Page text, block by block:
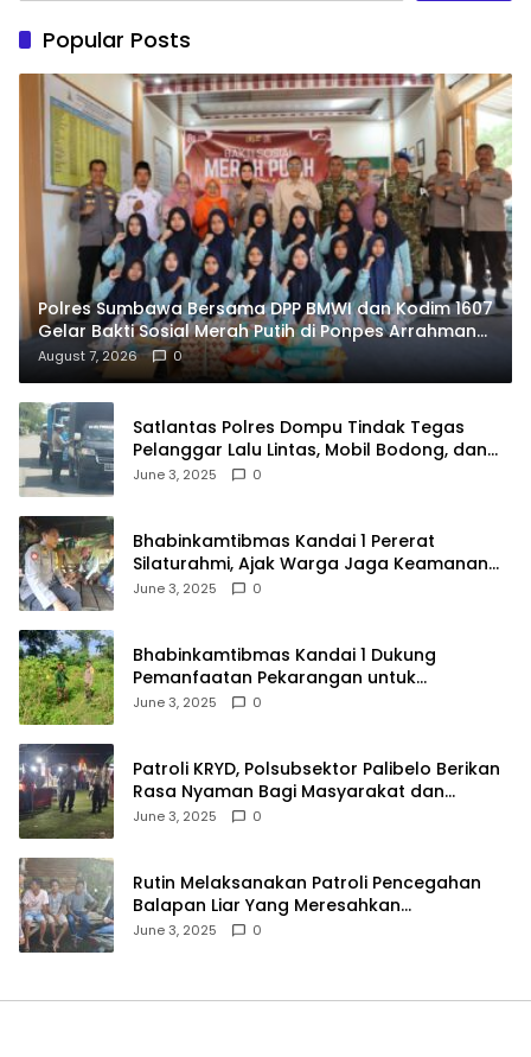
Popular Posts
Polres Sumbawa Bersama DPP BMWI dan Kodim 1607
Gelar Bakti Sosial Merah Putih di Ponpes Arrahman
Hidayatullah
August 7, 2026 0
Satlantas Polres Dompu Tindak Tegas
Pelanggar Lalu Lintas, Mobil Bodong, dan
Kendaraan Tak Bayar Pajak
June 3, 2025 0
Bhabinkamtibmas Kandai 1 Pererat
Silaturahmi, Ajak Warga Jaga Keamanan
Lingkungan
June 3, 2025 0
Bhabinkamtibmas Kandai 1 Dukung
Pemanfaatan Pekarangan untuk
Ketahanan Pangan Menuju Indonesia Emas
June 3, 2025 0
Patroli KRYD, Polsubsektor Palibelo Berikan
Rasa Nyaman Bagi Masyarakat dan
Antisipasi Aksi Menjurus Premanisme
June 3, 2025 0
Rutin Melaksanakan Patroli Pencegahan
Balapan Liar Yang Meresahkan
Masyarakat, Polsek Soromandi
June 3, 2025 0